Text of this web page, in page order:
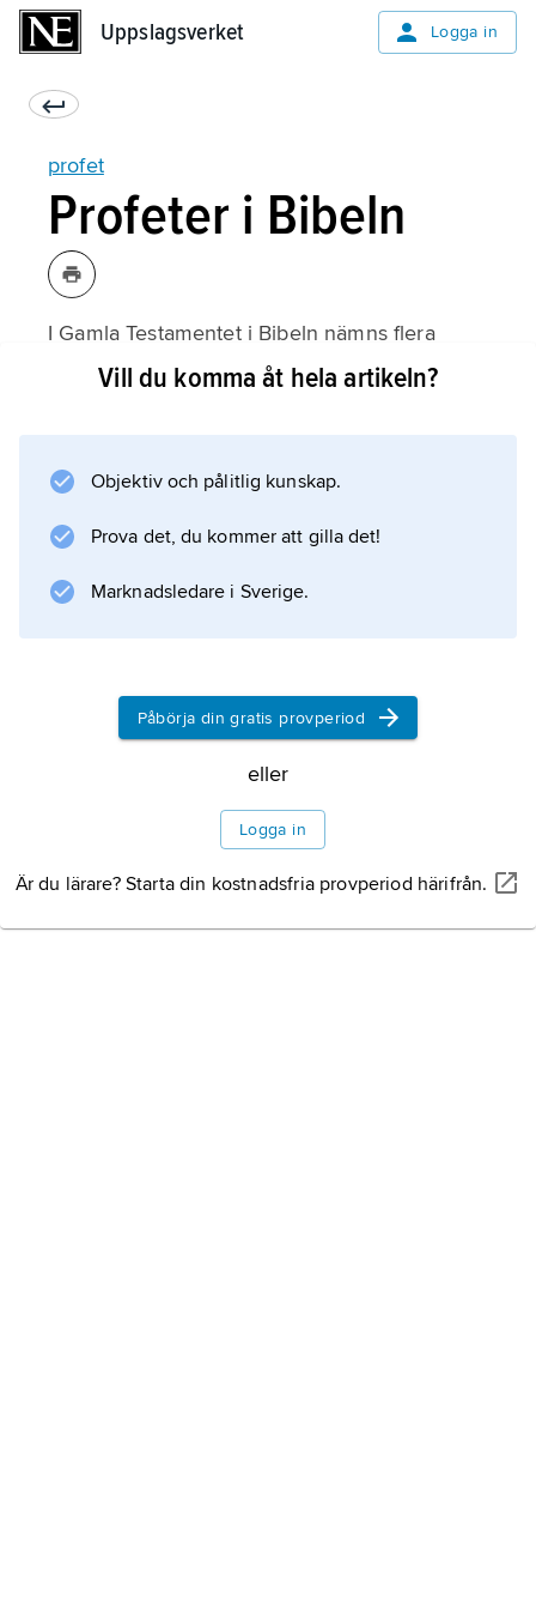
Uppslagsverket Logga in
profet
Profeter i Bibeln
I Gamla Testamentet i Bibeln nämns flera
profeter. Gamla Testamentet innehåller
Information om artikeln
Vill du komma åt hela artikeln?
Objektiv och pålitlig kunskap.
Prova det, du kommer att gilla det!
Marknadsledare i Sverige.
Påbörja din gratis provperiod
eller
Logga in
Är du lärare? Starta din kostnadsfria provperiod härifrån.